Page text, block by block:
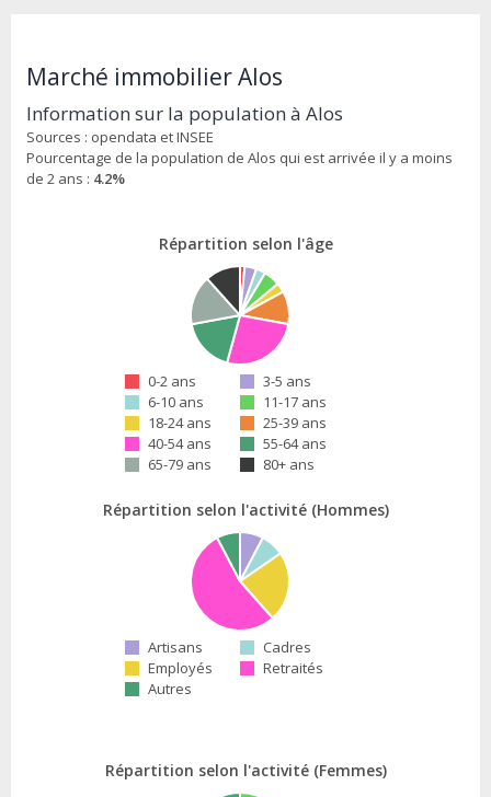
Marché immobilier Alos
Information sur la population à Alos
Sources : opendata et INSEE
Pourcentage de la population de Alos qui est arrivée il y a moins
de 2 ans : 4.2%
Répartition selon l'âge
0-2 ans
3-5 ans
6-10 ans
11-17 ans
18-24 ans
25-39 ans
40-54 ans
55-64 ans
65-79 ans
80+ ans
Répartition selon l'activité (Hommes)
Artisans
Cadres
Employés
Retraités
Autres
Répartition selon l'activité (Femmes)